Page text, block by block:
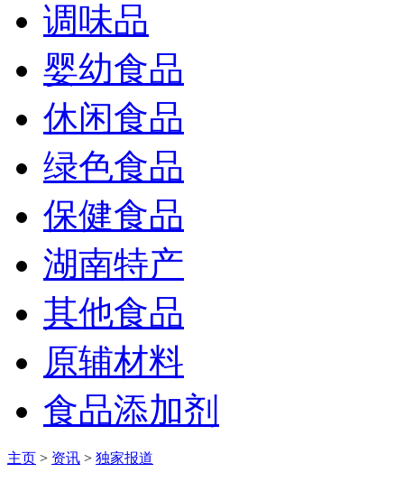
调味品
婴幼食品
休闲食品
绿色食品
保健食品
湖南特产
其他食品
原辅材料
食品添加剂
主页 > 资讯 > 独家报道